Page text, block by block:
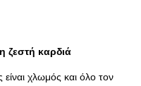
ζεστή καρδιά
χλωμός και όλο τον